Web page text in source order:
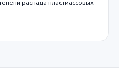
распада пластмассовых